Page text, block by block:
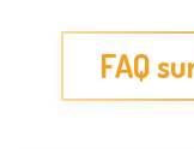
FAQ